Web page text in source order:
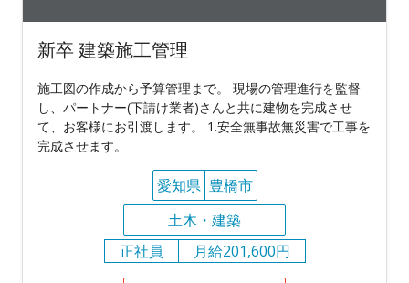
新卒 建築施工管理
施工図の作成から予算管理まで。 現場の管理進行を監督
し、パートナー(下請け業者)さんと共に建物を完成させ
て、お客様にお引渡します。 1.安全無事故無災害で工事を
完成させます。
愛知県 豊橋市
土木・建築
正社員
月給201,600円